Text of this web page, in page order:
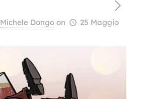
Michele Dongo on
25 Maggio